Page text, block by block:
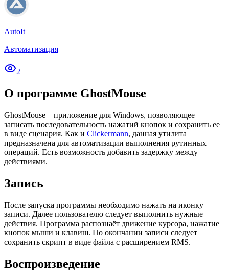
AutoIt
Автоматизация
2
О программе GhostMouse
GhostMouse – приложение для Windows, позволяющее
записать последовательность нажатий кнопок и сохранить ее
в виде сценария. Как и Clickermann, данная утилита
предназначена для автоматизации выполнения рутинных
операций. Есть возможность добавить задержку между
действиями.
Запись
После запуска программы необходимо нажать на иконку
записи. Далее пользователю следует выполнить нужные
действия. Программа распознаёт движение курсора, нажатие
кнопок мыши и клавиш. По окончании записи следует
сохранить скрипт в виде файла с расширением RMS.
Воспроизведение